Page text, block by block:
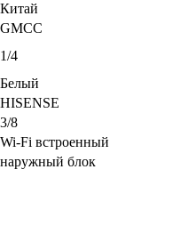
Китай
GMCC
1/4
Белый
HISENSE
3/8
Wi-Fi встроенный
наружный блок